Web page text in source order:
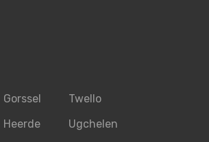
Gorssel
Heerde
Twello
Ugchelen